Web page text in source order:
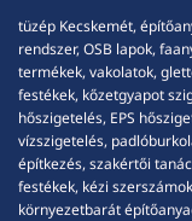
tüzép Kecskemét,
rendszer, OSB lapok,
termékek, vakolatok,
festékek, kőzetgyapot
hőszigetelés, EPS
vízszigetelés,
építkezés, szakértői
festékek, kézi
környezetbarát